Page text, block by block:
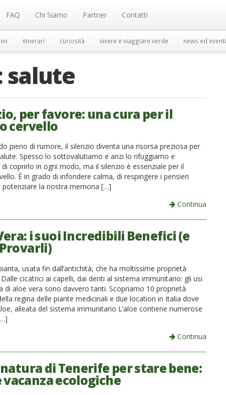
FAQ Chi Siamo Partner Contatti
itinerari curiosità vivere e viaggiare verde news ed eventi
salute
per favore: una cura per il
cervello
pieno di rumore, il silenzio diventa una risorsa preziosa per
Spesso lo sottovalutiamo e anzi lo rifuggiamo e
coprirlo in ogni modo, ma il silenzio è essenziale per il
È in grado di infondere calma, di respingere i pensieri
potenziare la nostra memoria […]
Continua
i suoi Incredibili Benefici (e
usata fin dall’antichità, che ha moltissime proprietà
cicatrici ai capelli, dai denti al sistema immunitario: gli usi
di aloe vera sono davvero tanti. Scopriamo 10 proprietà
regina delle piante medicinali e due location in Italia dove
alleata del sistema immunitario L’aloe contiene numerose
Continua
di Tenerife per stare bene:
vacanza ecologiche